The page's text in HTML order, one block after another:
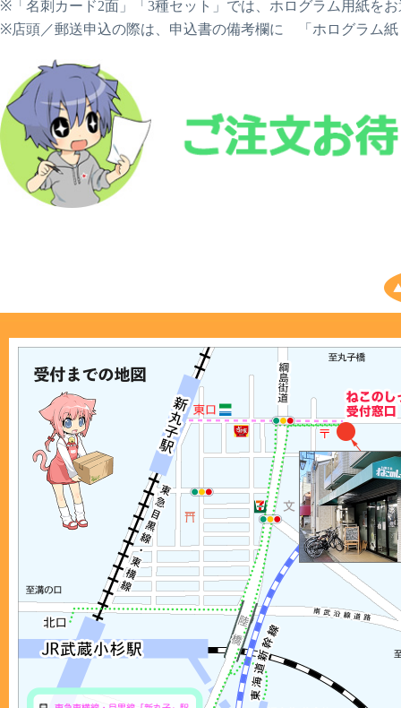
※「名刺カード2面」「3種セット」では、ホログラム用紙を
※店頭／郵送申込の際は、申込書の備考欄に 「ホログラム